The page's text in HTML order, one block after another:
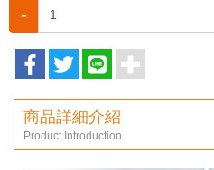
-
商品詳細介紹
Product Introduction